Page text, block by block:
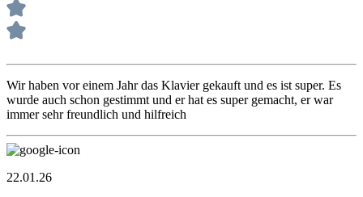
Wir haben vor einem Jahr das Klavier gekauft und es ist super. Es
wurde auch schon gestimmt und er hat es super gemacht, er war
immer sehr freundlich und hilfreich
22.01.26